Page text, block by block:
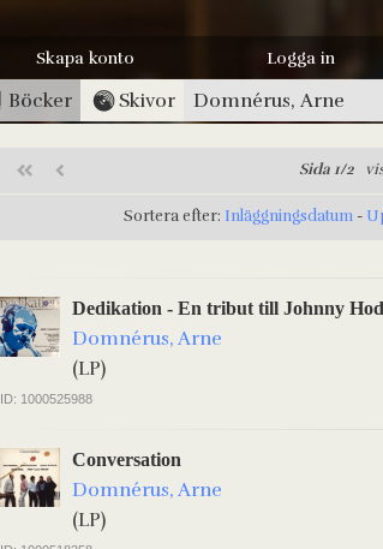
Skapa konto Logga in
Böcker Skivor
Sida 1/2
Sortera efter: Inläggningsdatum -
Dedikation - En tribut till Johnny
Domnérus, Arne
(LP)
ID: 1000525988
Conversation
Domnérus, Arne
(LP)